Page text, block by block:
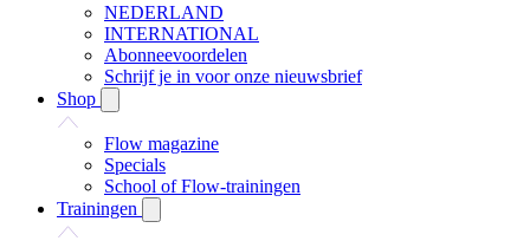
NEDERLAND
INTERNATIONAL
Abonneevoordelen
Schrijf je in voor onze nieuwsbrief
Shop
Flow magazine
Specials
School of Flow-trainingen
Trainingen